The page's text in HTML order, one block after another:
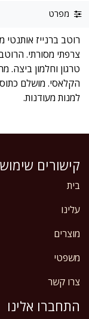
מפרט
צרפתי מסורתי.
טרגון וחלמון
הקלאסי. מושלם
למנות מעודנות.
קישורים
בית
עלינו
מוצרים
משפטי
צרו קשר
התחברו אלינו